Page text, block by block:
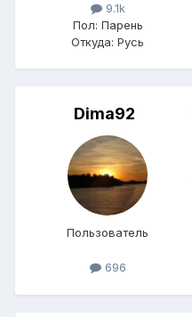
9.1k
Пол: Парень
Откуда: Русь
Dima92
Пользователь
696